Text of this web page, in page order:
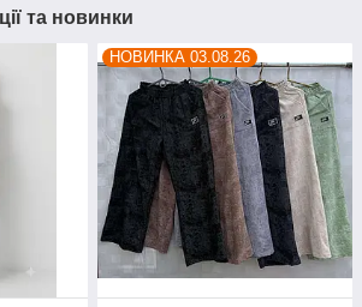
та новинки
НОВИНКА 03.08.26